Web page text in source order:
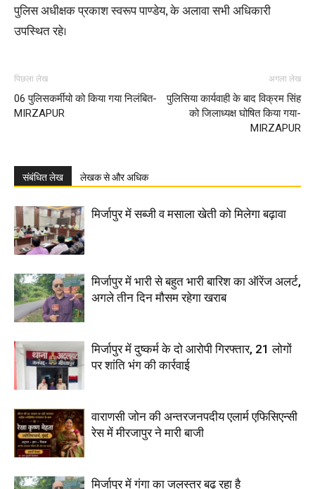
पुलिस अधीक्षक प्रकाश स्वरूप पाण्डेय, के अलावा सभी अधिकारी
उपस्थित रहे।
पिछला लेख
06 पुलिसकर्मीयो को किया गया निलंबित-
MIRZAPUR
अगला लेख
पुलिसिया कार्यवाही के बाद विक्रम सिंह
को जिलाध्यक्ष घोषित किया गया-
MIRZAPUR
संबंधित लेख लेखक से और अधिक
मिर्जापुर में सब्जी व मसाला खेती को मिलेगा बढ़ावा
मिर्जापुर में भारी से बहुत भारी बारिश का ऑरेंज अलर्ट,
अगले तीन दिन मौसम रहेगा खराब
मिर्जापुर में दुष्कर्म के दो आरोपी गिरफ्तार, 21 लोगों
पर शांति भंग की कार्रवाई
वाराणसी जोन की अन्तरजनपदीय एलार्म एफिसिएन्सी
रेस में मीरजापुर ने मारी बाजी
मिर्जापुर में गंगा का जलस्तर बढ़ रहा है